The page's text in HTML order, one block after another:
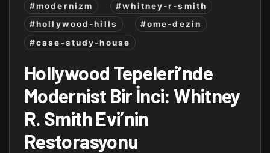
#modernizm
#whitney-r-smith
#hollywood-hills
#ome-dezin
#case-study-house
Hollywood Tepeleri’nde
Modernist Bir İnci: Whitney
R. Smith Evi’nin
Restorasyonu